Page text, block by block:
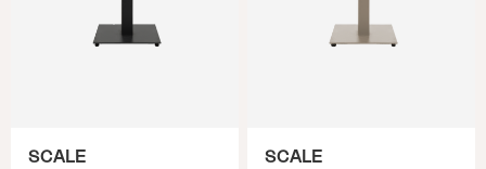
SCALE SCALE